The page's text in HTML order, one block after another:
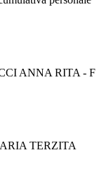
ANNA RITA - F
TERZITA